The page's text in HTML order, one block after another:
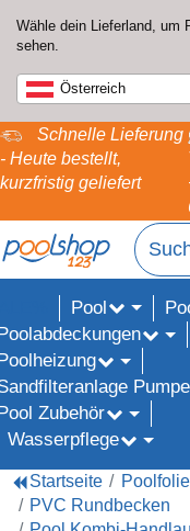
Wähle dein Lieferland, um
sehen.
Österreich
Schnelle Lieferung
- Heute bestellt,
kurzfristig geliefert
Pool
Pumpe
Zubehör
Wasserpflege
Startseite
PVC Rundbecken